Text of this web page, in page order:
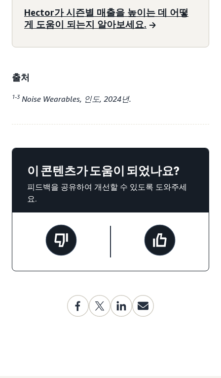
Hector가 시즌별 매출을 높이는 데 어떻
게 도움이 되는지 알아보세요.
출처
1-3 Noise Wearables, 인도, 2024년.
이 콘텐츠가 도움이 되었나요?
피드백을 공유하여 개선할 수 있도록 도와주세
요.